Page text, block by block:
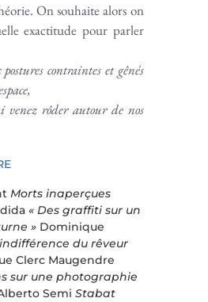
On souhaite alors on
exactitude pour parler
contraintes et gênés
venez rôder autour de nos
Morts inaperçues
« Des graffiti sur un
» Dominique
du rêveur
Clerc Maugendre
sur une photographie
Semi Stabat